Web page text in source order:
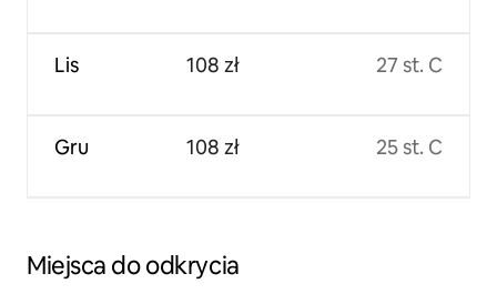
Lis
Gru
108 zł
108 zł
27 st. C
25 st. C
Miejsca do odkrycia